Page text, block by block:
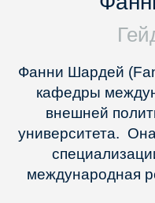
Фанни Шардей
кафедры
внешней
университета.
международная